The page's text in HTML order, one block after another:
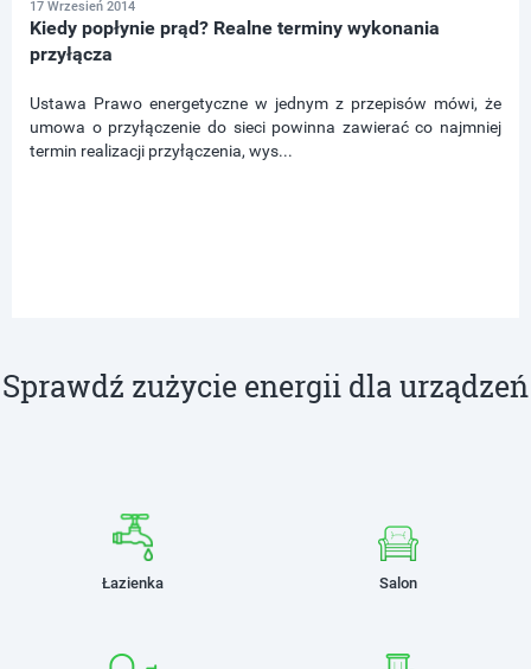
17 Wrzesień 2014
Kiedy popłynie prąd? Realne terminy wykonania
przyłącza
Ustawa Prawo energetyczne w jednym z przepisów mówi, że
umowa o przyłączenie do sieci powinna zawierać co najmniej
termin realizacji przyłączenia, wys...
Sprawdź zużycie energii dla urządzeń
Łazienka Salon